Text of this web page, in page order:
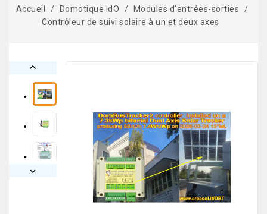
Accueil Domotique IdO
Modules d'entrées-sorties
Contrôleur de suivi solaire à un et deux axes

